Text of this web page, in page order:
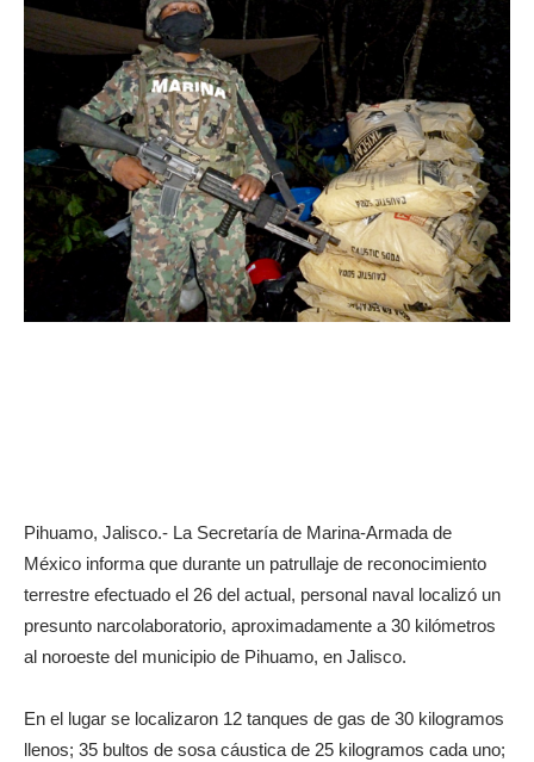
Pihuamo, Jalisco.- La Secretaría de Marina-Armada de
México informa que durante un patrullaje de reconocimiento
terrestre efectuado el 26 del actual, personal naval localizó un
presunto narcolaboratorio, aproximadamente a 30 kilómetros
al noroeste del municipio de Pihuamo, en Jalisco.
En el lugar se localizaron 12 tanques de gas de 30 kilogramos
llenos; 35 bultos de sosa cáustica de 25 kilogramos cada uno;